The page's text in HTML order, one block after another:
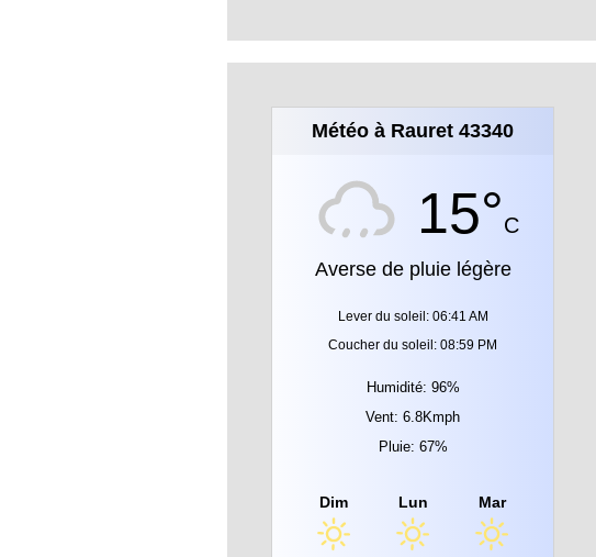
Météo à Rauret 43340
15°C
Averse de pluie légère
Lever du soleil: 06:41 AM
Coucher du soleil: 08:59 PM
Humidité: 96%
Vent: 6.8Kmph
Pluie: 67%
Dim Lun Mar